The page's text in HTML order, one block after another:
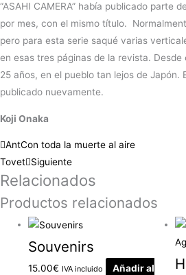
“ASAHI CAMERA” había publicado parte
por mes, con el mismo título.
pero para esta serie saqué varias
en esas tres páginas de la revista.
25 años, en el pueblo tan lejos de Japón.
publicado nuevamente.
Koji Onaka
AntCon toda la muerte al aire
Tovet Siguiente
Relacionados
Productos relacionados
Souvenirs
15.00€ IVA incluido
Añadir al